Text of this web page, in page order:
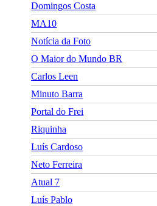
Domingos Costa
MA10
Notícia da Foto
O Maior do Mundo BR
Carlos Leen
Minuto Barra
Portal do Frei
Riquinha
Luís Cardoso
Neto Ferreira
Atual 7
Luís Pablo